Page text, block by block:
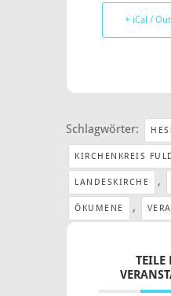
+ iCal /
Schlagwörter:
KIRCHENKREIS
LANDESKIRCHE ,
ÖKUMENE ,
TEILE